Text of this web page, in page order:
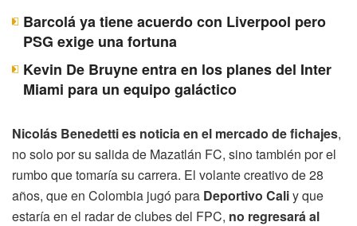
Barcolá ya tiene acuerdo con Liverpool pero
PSG exige una fortuna
Kevin De Bruyne entra en los planes del Inter
Miami para un equipo galáctico
Nicolás Benedetti es noticia en el mercado de fichajes,
no solo por su salida de Mazatlán FC, sino también por el
rumbo que tomaría su carrera. El volante creativo de 28
años, que en Colombia jugó para Deportivo Caliy que
estaría en el radar de clubes del FPC, no regresará al